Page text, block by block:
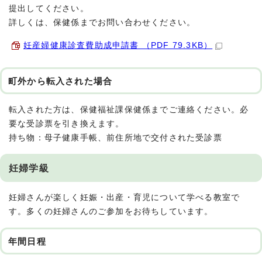
提出してください。
詳しくは、保健係までお問い合わせください。
妊産婦健康診査費助成申請書 （PDF 79.3KB）
町外から転入された場合
転入された方は、保健福祉課保健係までご連絡ください。必
要な受診票を引き換えます。
持ち物：母子健康手帳、前住所地で交付された受診票
妊婦学級
妊婦さんが楽しく妊娠・出産・育児について学べる教室で
す。多くの妊婦さんのご参加をお待ちしています。
年間日程